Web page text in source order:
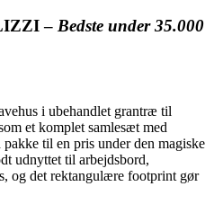
– Bedste under 35.000
i ubehandlet grantræ til
et komplet samlesæt med
til en pris under den magiske
udnyttet til arbejdsbord,
og det rektangulære footprint gør